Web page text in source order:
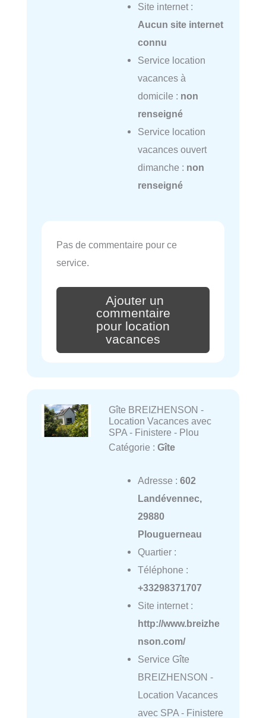
Site internet :
Aucun site internet
connu
Service location
vacances à
domicile : non
renseigné
Service location
vacances ouvert
dimanche : non
renseigné
Pas de commentaire pour ce
service.
Ajouter un
commentaire
pour location
vacances
Gîte BREIZHENSON -
Location Vacances avec
SPA - Finistere - Plou
Catégorie : Gîte
Adresse : 602
Landévennec,
29880
Plouguerneau
Quartier :
Téléphone :
+33298371707
Site internet :
http://www.breizhe
nson.com/
Service Gîte
BREIZHENSON -
Location Vacances
avec SPA - Finistere